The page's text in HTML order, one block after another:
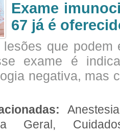
Exame
67 já é
que
exame é
negativa, mas
Geral,